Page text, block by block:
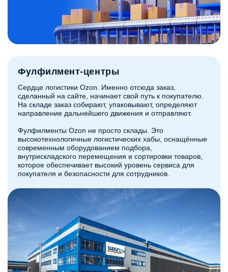
Фулфилмент-центры
Сердце логистики Ozon. Именно отсюда заказ,
сделанный на сайте, начинает свой путь к покупателю.
На складе заказ собирают, упаковывают, определяют
направление дальнейшего движения и отправляют.
Фулфилменты Ozon не просто склады. Это
высокотехнологичные логистических хабы, оснащённые
современным оборудованием подбора,
внутрискладского перемещения и сортировки товаров,
которое обеспечивает высокий уровень сервиса для
покупателя и безопасности для сотрудников.